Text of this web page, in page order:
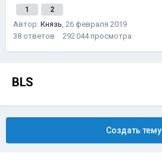
1 2
Автор: Князь, 26 февраля 2019
38 ответов 292 044 просмотра
BLS
Создать тему